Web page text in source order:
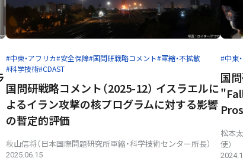
#中東・アフリカ#安全保障#国問研戦略コメント#軍縮・不拡散
#科学技術#CDAST
国問研戦略コメント（2025-12） イスラエルに
よるイラン攻撃の核プログラムに対する影響
の暫定的評価
秋山信将（日本国際問題研究所軍縮・科学技術センター所長）
2025.06.15
#中東
国
松本
使）